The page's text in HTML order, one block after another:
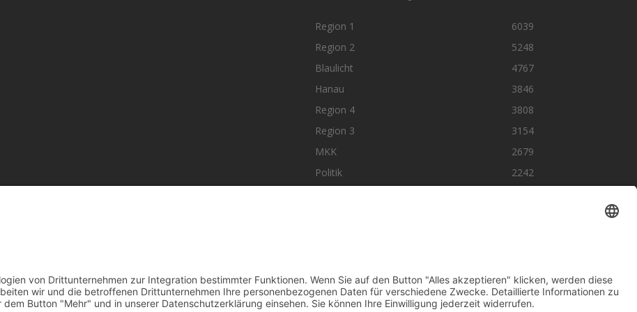
Region 1
6039
Region 2
5248
Blaulicht
4767
Hanau
3846
Region 4
3808
Region 3
3154
MKK
2679
Politik
2242
uns: team@mkk-echo.de
Folge uns auf SocialMedia